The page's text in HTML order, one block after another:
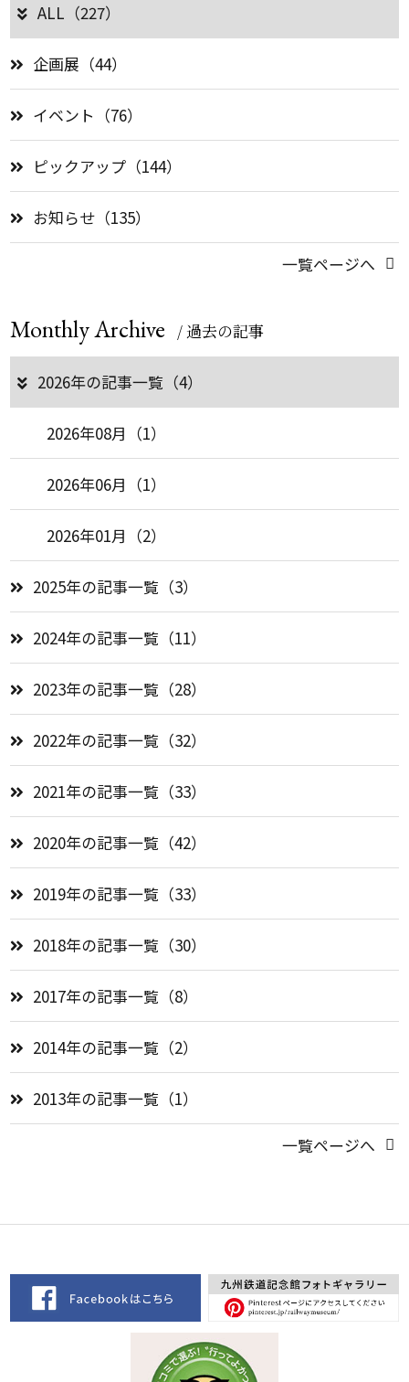
ALL（227）
企画展（44）
イベント（76）
ピックアップ（144）
お知らせ（135）
一覧ページへ
Monthly Archive / 過去の記事
2026年の記事一覧（4）
2026年08月（1）
2026年06月（1）
2026年01月（2）
2025年の記事一覧（3）
2024年の記事一覧（11）
2023年の記事一覧（28）
2022年の記事一覧（32）
2021年の記事一覧（33）
2020年の記事一覧（42）
2019年の記事一覧（33）
2018年の記事一覧（30）
2017年の記事一覧（8）
2014年の記事一覧（2）
2013年の記事一覧（1）
一覧ページへ